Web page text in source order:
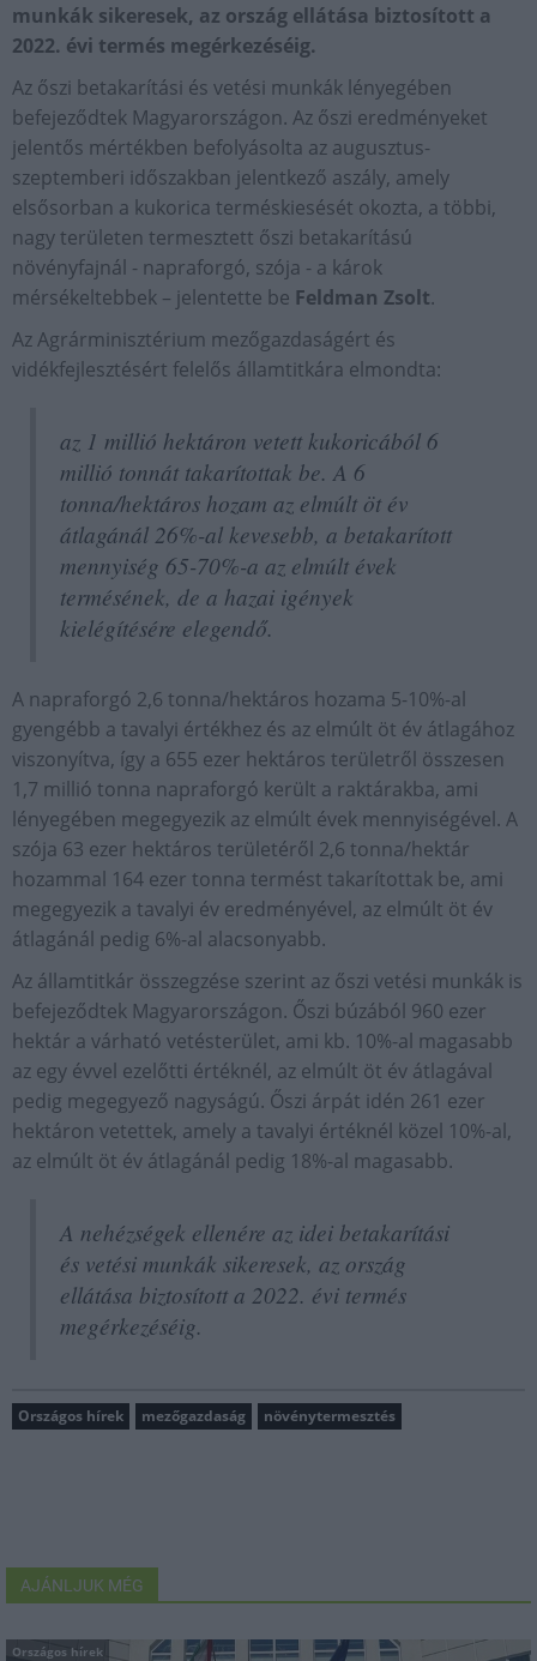
munkák sikeresek, az ország ellátása biztosított a
2022. évi termés megérkezéséig.
Az őszi betakarítási és vetési munkák lényegében
befejeződtek Magyarországon. Az őszi eredményeket
jelentős mértékben befolyásolta az augusztus-
szeptemberi időszakban jelentkező aszály, amely
elsősorban a kukorica terméskiesését okozta, a többi,
nagy területen termesztett őszi betakarítású
növényfajnál - napraforgó, szója - a károk
mérsékeltebbek – jelentette be Feldman Zsolt.
Az Agrárminisztérium mezőgazdaságért és
vidékfejlesztésért felelős államtitkára elmondta:
az 1 millió hektáron vetett kukoricából 6
millió tonnát takarítottak be. A 6
tonna/hektáros hozam az elmúlt öt év
átlagánál 26%-al kevesebb, a betakarított
mennyiség 65-70%-a az elmúlt évek
termésének, de a hazai igények
kielégítésére elegendő.
A napraforgó 2,6 tonna/hektáros hozama 5-10%-al
gyengébb a tavalyi értékhez és az elmúlt öt év átlagához
viszonyítva, így a 655 ezer hektáros területről összesen
1,7 millió tonna napraforgó került a raktárakba, ami
lényegében megegyezik az elmúlt évek mennyiségével. A
szója 63 ezer hektáros területéről 2,6 tonna/hektár
hozammal 164 ezer tonna termést takarítottak be, ami
megegyezik a tavalyi év eredményével, az elmúlt öt év
átlagánál pedig 6%-al alacsonyabb.
Az államtitkár összegzése szerint az őszi vetési munkák is
befejeződtek Magyarországon. Őszi búzából 960 ezer
hektár a várható vetésterület, ami kb. 10%-al magasabb
az egy évvel ezelőtti értéknél, az elmúlt öt év átlagával
pedig megegyező nagyságú. Őszi árpát idén 261 ezer
hektáron vetettek, amely a tavalyi értéknél közel 10%-al,
az elmúlt öt év átlagánál pedig 18%-al magasabb.
A nehézségek ellenére az idei betakarítási
és vetési munkák sikeresek, az ország
ellátása biztosított a 2022. évi termés
megérkezéséig.
Országos hírek mezőgazdaság növénytermesztés
AJÁNLJUK MÉG
Országos hírek